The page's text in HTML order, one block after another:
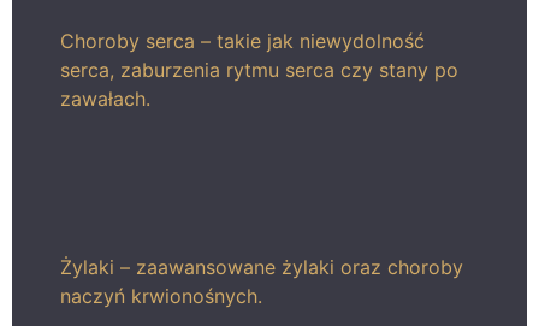
Choroby serca – takie jak niewydolność
serca, zaburzenia rytmu serca czy stany po
zawałach.
Żylaki – zaawansowane żylaki oraz choroby
naczyń krwionośnych.